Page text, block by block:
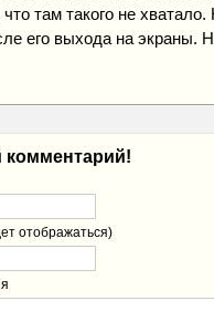
там такого не
его выхода на экраны.
комментарий!
отображаться)